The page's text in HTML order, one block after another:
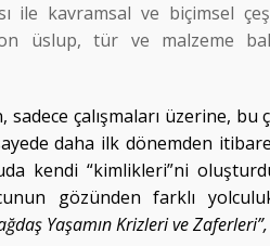
ile kavramsal ve biçimsel
üslup, tür ve malzeme
çalışmaları üzerine, bu
daha ilk dönemden
kendi “kimlikleri”ni
gözünden farklı
Yaşamın Krizleri ve